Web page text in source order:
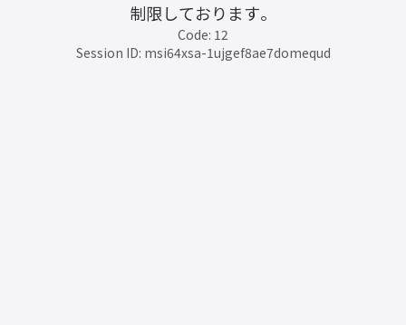
制限しております。
Code: 12
Session ID: msi64xsa-1ujgef8ae7domequd